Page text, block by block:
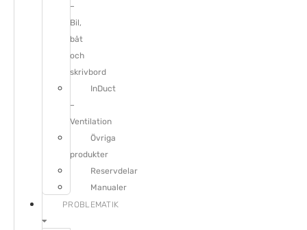
–
Bil,
båt
och
skrivbord
InDuct
–
Ventilation
Övriga
produkter
Reservdelar
Manualer
PROBLEMATIK